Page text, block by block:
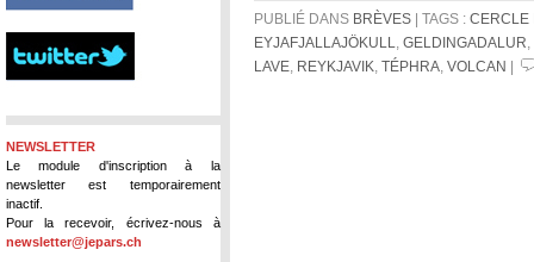
NEWSLETTER
Le module d'inscription à la
newsletter est temporairement
inactif.
Pour la recevoir, écrivez-nous à
newsletter@jepars.ch
PUBLIÉ DANS BRÈVES | TAGS : CERCLE
EYJAFJALLAJÖKULL
GELDINGADALUR
LAVE
REYKJAVIK TÉPHRA VOLCAN